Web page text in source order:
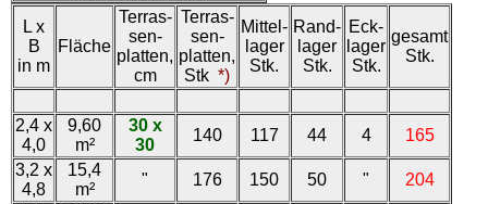
L x
B
in m
Fläche
Terras-
sen-
platten,
cm
Terras-
sen-
platten,
Stk *)
Mittel-
lager
Stk.
Rand-
lager
Stk.
Eck-
lager
Stk.
gesamt
Stk.
2,4 x
4,0
9,60
m²
30 x
30
140 117 44 4
165
3,2 x
4,8
15,4
m²
" 176 150 50 "
204